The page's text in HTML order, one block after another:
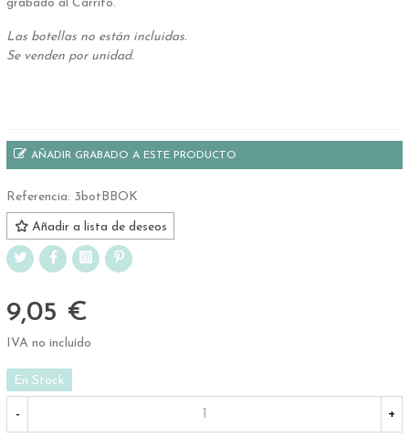
grabado al Carrito.
Las botellas no están incluidas.
Se venden por unidad.
AÑADIR GRABADO A ESTE PRODUCTO
Referencia: 3botBBOK
Añadir a lista de deseos
9,05 €
IVA no incluído
En Stock
- +